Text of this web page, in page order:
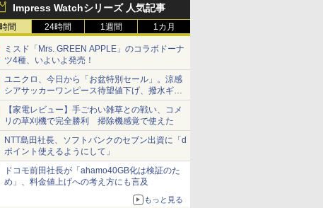
Impress Watchシリーズ 人気記事
間 24時間 1週間 1カ月
ミスド「Mrs. GREEN APPLE」のコラボドーナ
ツ4種、いよいよ発売！
ユニクロ、今日から「お盆特別セール」。涼感
シアサッカーワンピース待望値下げ、撥水ギア
ショーツは1990円に
【家電レビュー】手ごわい雑草との戦い、コメ
リの草刈機で完全勝利 掃除機感覚で使えた
NTT島田社長、ソフトバンクのセブン出資に「d
ポイント使えるようにして」
ドコモ前田社長が「ahamo40GB化は検証のた
め」、料金値上げへの考え方にも言及
もっと見る